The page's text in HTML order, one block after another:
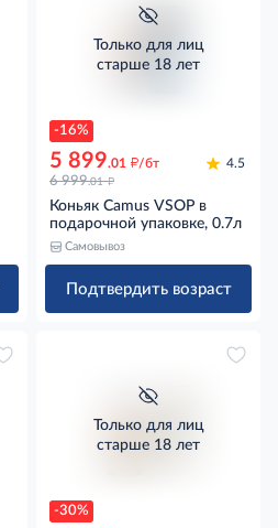
-16%
Только для лиц
старше 18 лет
5 899.01 д/бт
6 999.01 д
4.5
Коньяк Camus VSOP в
подарочной упаковке, 0.7л
Самовывоз
Подтвердить возраст
-30%
Только для лиц
старше 18 лет